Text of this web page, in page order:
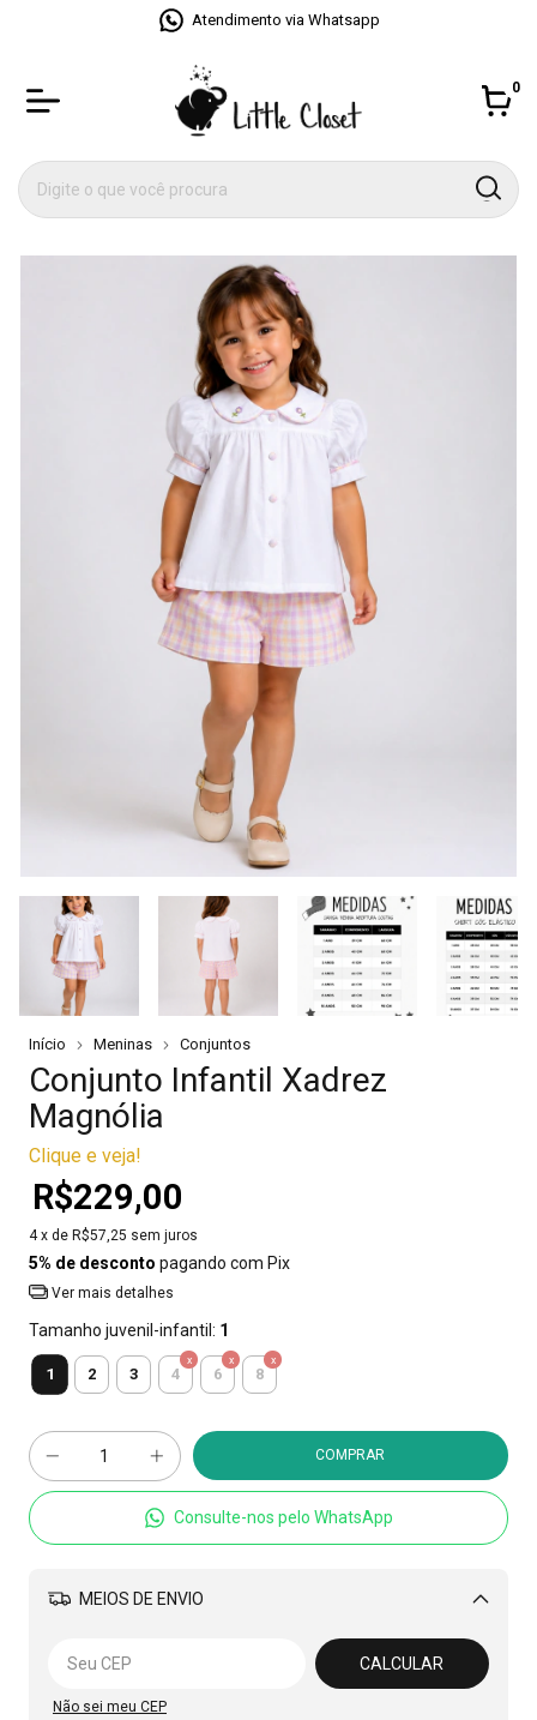
Atendimento via Whatsapp
0
Início Meninas Conjuntos
Conjunto Infantil Xadrez
Magnólia
Clique e veja!
R$229,00
4 x de R$57,25 sem juros
5% de desconto pagando com Pix
Ver mais detalhes
Tamanho juvenil-infantil: 1
1 2 3 4 6 8
Consulte-nos pelo WhatsApp
MEIOS DE ENVIO
Alterar CEP
CALCULAR
Não sei meu CEP